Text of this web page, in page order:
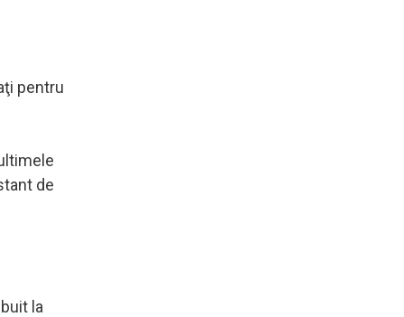
pentru
de
la